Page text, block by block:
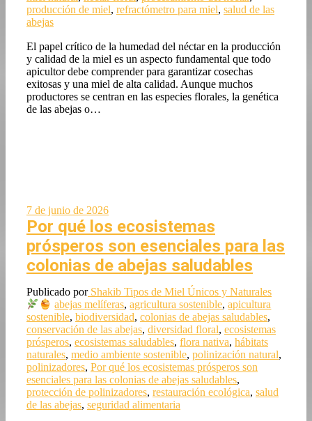
producción de miel, refractómetro para miel, salud de las
abejas
El papel crítico de la humedad del néctar en la producción
y calidad de la miel es un aspecto fundamental que todo
apicultor debe comprender para garantizar cosechas
exitosas y una miel de alta calidad. Aunque muchos
productores se centran en las especies florales, la genética
de las abejas o…
7 de junio de 2026
Por qué los ecosistemas
prósperos son esenciales para las
colonias de abejas saludables
Publicado porShakib Tipos de Miel Únicos y Naturales
abejas melíferas,agricultura sostenible,apicultura
sostenible, biodiversidad, colonias de abejas saludables,
conservación de las abejas, diversidad floral, ecosistemas
prósperos, ecosistemas saludables, flora nativa, hábitats
naturales, medio ambiente sostenible, polinización natural,
polinizadores, Por qué los ecosistemas prósperos son
esenciales para las colonias de abejas saludables,
protección de polinizadores, restauración ecológica, salud
de las abejas, seguridad alimentaria